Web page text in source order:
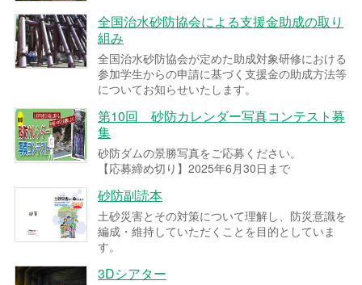
全国治水砂防協会による支援金助成の取り
組み
全国治水砂防協会が定めた助成対象研修における
参加学生からの申請に基づく支援金の助成方法等
についてお知らせいたします。
第10回 砂防カレンダー写真コンテスト募
集
砂防ダムの景勝写真をご応募ください。
【応募締め切り】2025年6月30日まで
砂防副読本
土砂災害とその対策について理解し、防災意識を
編成・維持していただくことを目的としていま
す。
3Dシアター